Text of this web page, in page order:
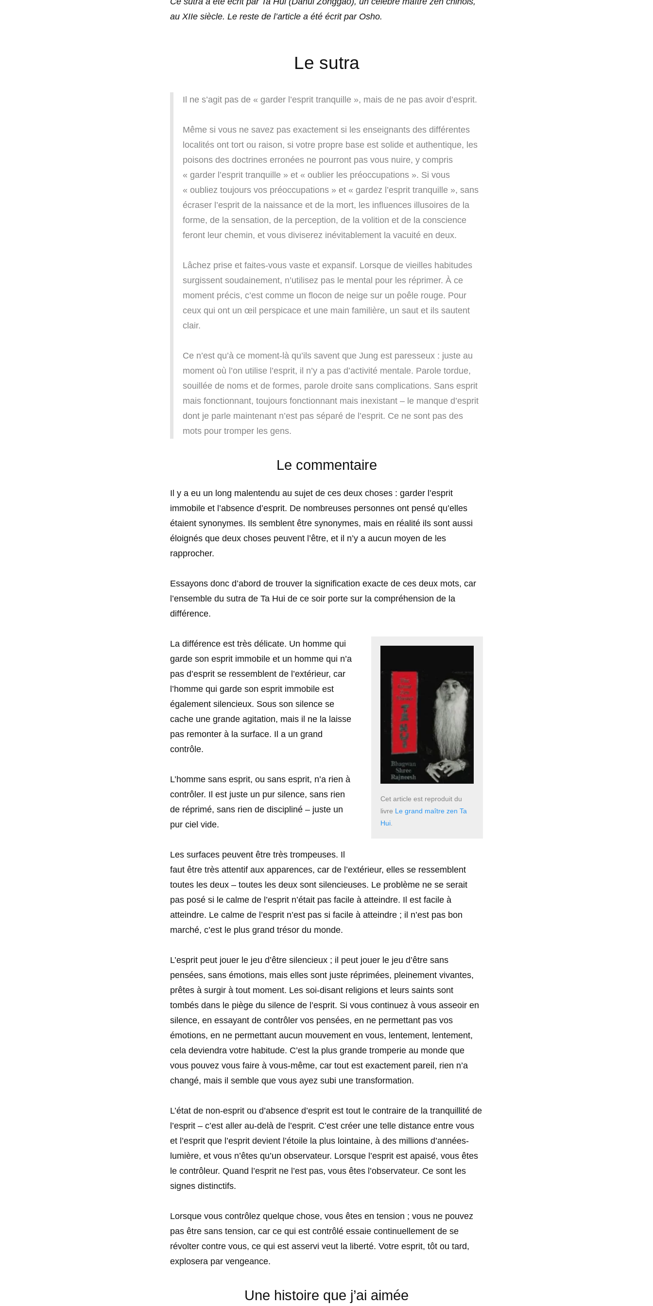
au XIIe siècle. Le reste de l’article a été écrit par Osho.
Le sutra
Il ne s’agit pas de « garder l’esprit tranquille », mais de ne pas avoir d’esprit.
Même si vous ne savez pas exactement si les enseignants des différentes
localités ont tort ou raison, si votre propre base est solide et authentique, les
poisons des doctrines erronées ne pourront pas vous nuire, y compris
« garder l’esprit tranquille » et « oublier les préoccupations ». Si vous
« oubliez toujours vos préoccupations » et « gardez l’esprit tranquille », sans
écraser l’esprit de la naissance et de la mort, les influences illusoires de la
forme, de la sensation, de la perception, de la volition et de la conscience
feront leur chemin, et vous diviserez inévitablement la vacuité en deux.
Lâchez prise et faites-vous vaste et expansif. Lorsque de vieilles habitudes
surgissent soudainement, n’utilisez pas le mental pour les réprimer. À ce
moment précis, c’est comme un flocon de neige sur un poêle rouge. Pour
ceux qui ont un œil perspicace et une main familière, un saut et ils sautent
clair.
Ce n’est qu’à ce moment-là qu’ils savent que Jung est paresseux : juste au
moment où l’on utilise l’esprit, il n’y a pas d’activité mentale. Parole tordue,
souillée de noms et de formes, parole droite sans complications. Sans esprit
mais fonctionnant, toujours fonctionnant mais inexistant – le manque d’esprit
dont je parle maintenant n’est pas séparé de l’esprit. Ce ne sont pas des
mots pour tromper les gens.
Le commentaire
Il y a eu un long malentendu au sujet de ces deux choses : garder l’esprit
immobile et l’absence d’esprit. De nombreuses personnes ont pensé qu’elles
étaient synonymes. Ils semblent être synonymes, mais en réalité ils sont aussi
éloignés que deux choses peuvent l’être, et il n’y a aucun moyen de les
rapprocher.
Essayons donc d’abord de trouver la signification exacte de ces deux mots, car
l’ensemble du sutra de Ta Hui de ce soir porte sur la compréhension de la
différence.
Cet article est reproduit du
livre Le grand maître zen Ta
Hui
La différence est très délicate. Un homme qui
garde son esprit immobile et un homme qui n’a
pas d’esprit se ressemblent de l’extérieur, car
l’homme qui garde son esprit immobile est
également silencieux. Sous son silence se
cache une grande agitation, mais il ne la laisse
pas remonter à la surface. Il a un grand
contrôle.
L’homme sans esprit, ou sans esprit, n’a rien à
contrôler. Il est juste un pur silence, sans rien
de réprimé, sans rien de discipliné – juste un
pur ciel vide.
Les surfaces peuvent être très trompeuses. Il
faut être très attentif aux apparences, car de l’extérieur, elles se ressemblent
toutes les deux – toutes les deux sont silencieuses. Le problème ne se serait
pas posé si le calme de l’esprit n’était pas facile à atteindre. Il est facile à
atteindre. Le calme de l’esprit n’est pas si facile à atteindre ; il n’est pas bon
marché, c’est le plus grand trésor du monde.
L’esprit peut jouer le jeu d’être silencieux ; il peut jouer le jeu d’être sans
pensées, sans émotions, mais elles sont juste réprimées, pleinement vivantes,
prêtes à surgir à tout moment. Les soi-disant religions et leurs saints sont
tombés dans le piège du silence de l’esprit. Si vous continuez à vous asseoir en
silence, en essayant de contrôler vos pensées, en ne permettant pas vos
émotions, en ne permettant aucun mouvement en vous, lentement, lentement,
cela deviendra votre habitude. C’est la plus grande tromperie au monde que
vous pouvez vous faire à vous-même, car tout est exactement pareil, rien n’a
changé, mais il semble que vous ayez subi une transformation.
L’état de non-esprit ou d’absence d’esprit est tout le contraire de la tranquillité de
l’esprit – c’est aller au-delà de l’esprit. C’est créer une telle distance entre vous
et l’esprit que l’esprit devient l’étoile la plus lointaine, à des millions d’années-
lumière, et vous n’êtes qu’un observateur. Lorsque l’esprit est apaisé, vous êtes
le contrôleur. Quand l’esprit ne l’est pas, vous êtes l’observateur. Ce sont les
signes distinctifs.
Lorsque vous contrôlez quelque chose, vous êtes en tension ; vous ne pouvez
pas être sans tension, car ce qui est contrôlé essaie continuellement de se
révolter contre vous, ce qui est asservi veut la liberté. Votre esprit, tôt ou tard,
explosera par vengeance.
Une histoire que j’ai aimée